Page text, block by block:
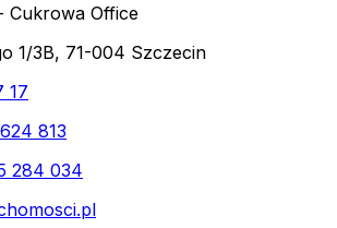
Cukrowa Office
1/3B, 71-004 Szczecin
17
813
284 034